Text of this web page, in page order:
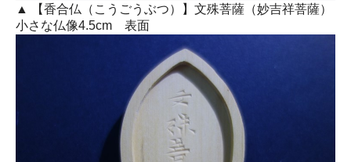
▲ 【香合仏（こうごうぶつ）】文殊菩薩（妙吉祥菩薩）
小さな仏像4.5cm 表面